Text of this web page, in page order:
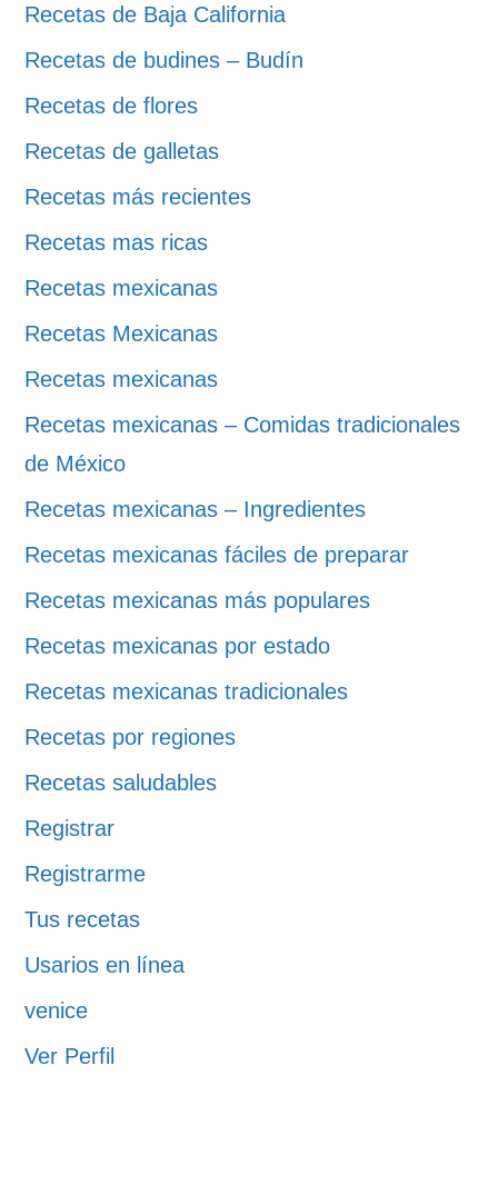
Recetas de Baja California
Recetas de budines – Budín
Recetas de flores
Recetas de galletas
Recetas más recientes
Recetas mas ricas
Recetas mexicanas
Recetas Mexicanas
Recetas mexicanas
Recetas mexicanas – Comidas tradicionales
de México
Recetas mexicanas – Ingredientes
Recetas mexicanas fáciles de preparar
Recetas mexicanas más populares
Recetas mexicanas por estado
Recetas mexicanas tradicionales
Recetas por regiones
Recetas saludables
Registrar
Registrarme
Tus recetas
Usarios en línea
venice
Ver Perfil